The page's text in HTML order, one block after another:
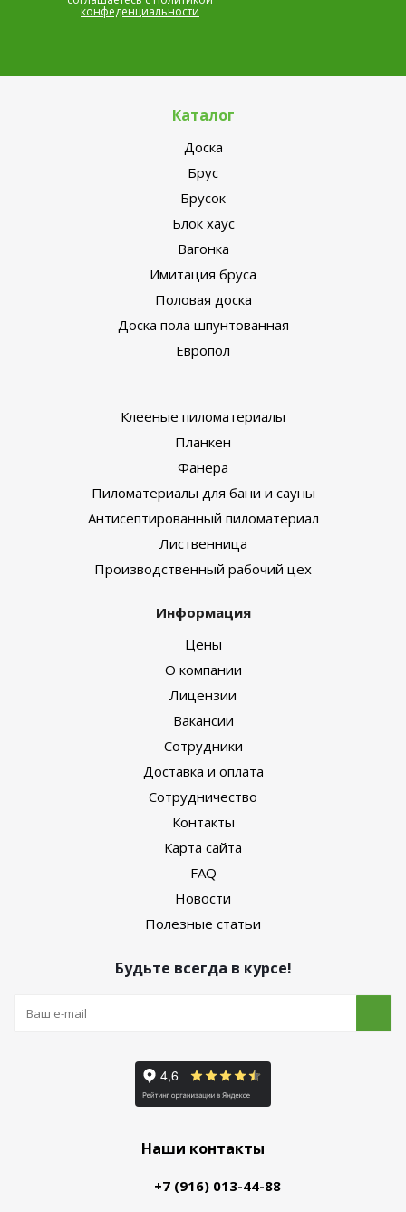
конфеденциальности
Каталог
Доска
Брус
Брусок
Блок хаус
Вагонка
Имитация бруса
Половая доска
Доска пола шпунтованная
Европол
Клееные пиломатериалы
Планкен
Фанера
Пиломатериалы для бани и сауны
Антисептированный пиломатериал
Лиственница
Производственный рабочий цех
Информация
Цены
О компании
Лицензии
Вакансии
Сотрудники
Доставка и оплата
Сотрудничество
Контакты
Карта сайта
FAQ
Новости
Полезные статьи
Будьте всегда в курсе!
Наши контакты
+7 (916) 013-44-88